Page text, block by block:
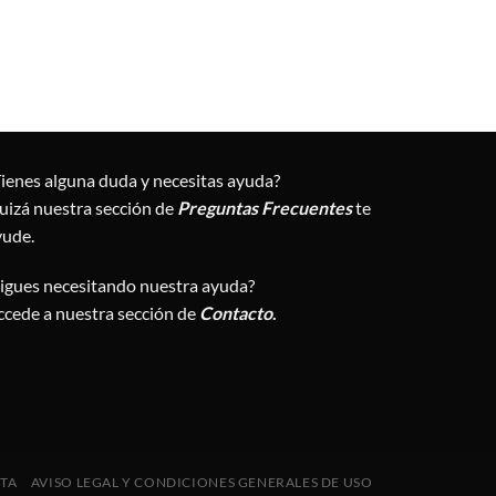
alguna duda y necesitas ayuda?
nuestra sección de Preguntas Frecuenteste
necesitando nuestra ayuda?
a nuestra sección de Contacto.
AVISO LEGAL Y CONDICIONES GENERALES DE USO